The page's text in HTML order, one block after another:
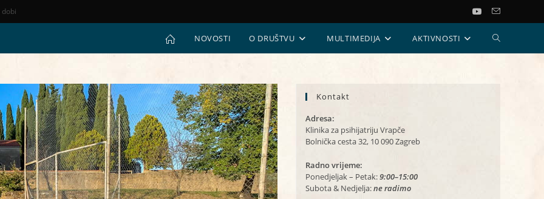
NOVOSTI O DRUŠTVU MULTIMEDIJA AKTIVNOSTI UKLJUČI/
Kontakt
Adresa:
Klinika za psihijatriju Vrapče
Bolnička cesta 32, 10 090 Zagreb
Radno vrijeme:
Ponedjeljak – Petak:9:00–15:00
Subota & Nedjelja:ne radimo